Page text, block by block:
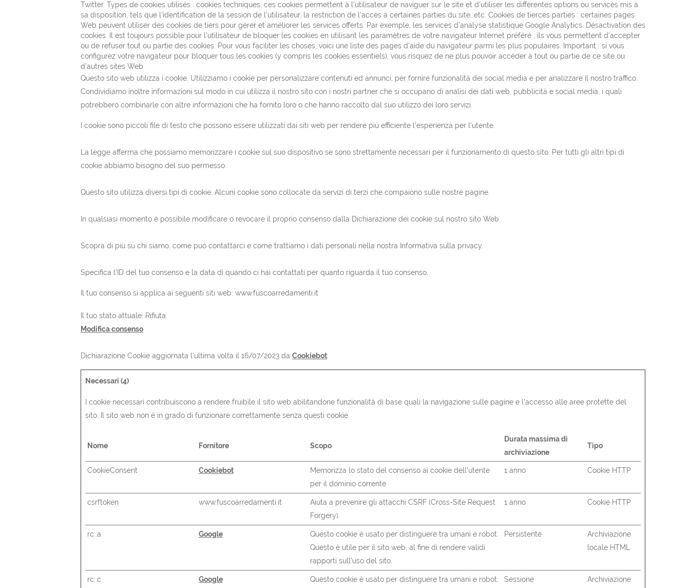
Twitter. Types de cookies utilisés : cookies techniques: ces cookies permettent à l'utilisateur de naviguer sur le site et d'utiliser les différentes options ou services mis à
sa disposition, tels que l'identification de la session de l'utilisateur, la restriction de l'accès à certaines parties du site, etc. Cookies de tierces parties : certaines pages
Web peuvent utiliser des cookies de tiers pour gérer et améliorer les services offerts. Par exemple, les services d’analyse statistique Google Analytics. Désactivation des
cookies. Il est toujours possible pour l'utilisateur de bloquer les cookies en utilisant les paramètres de votre navigateur Internet préféré ; ils vous permettent d'accepter
ou de refuser tout ou partie des cookies. Pour vous faciliter les choses, voici une liste des pages d'aide du navigateur parmi les plus populaires. Important : si vous
configurez votre navigateur pour bloquer tous les cookies (y compris les cookies essentiels), vous risquez de ne plus pouvoir accéder à tout ou partie de ce site ou
d'autres sites Web
Questo sito web utilizza i cookie. Utilizziamo i cookie per personalizzare contenuti ed annunci, per fornire funzionalità dei social media e per analizzare il nostro traffico.
Condividiamo inoltre informazioni sul modo in cui utilizza il nostro sito con i nostri partner che si occupano di analisi dei dati web, pubblicità e social media, i quali
potrebbero combinarle con altre informazioni che ha fornito loro o che hanno raccolto dal suo utilizzo dei loro servizi.
I cookie sono piccoli file di testo che possono essere utilizzati dai siti web per rendere più efficiente l'esperienza per l'utente.
La legge afferma che possiamo memorizzare i cookie sul suo dispositivo se sono strettamente necessari per il funzionamento di questo sito. Per tutti gli altri tipi di
cookie abbiamo bisogno del suo permesso.
Questo sito utilizza diversi tipi di cookie. Alcuni cookie sono collocate da servizi di terzi che compaiono sulle nostre pagine.
In qualsiasi momento è possibile modificare o revocare il proprio consenso dalla Dichiarazione dei cookie sul nostro sito Web.
Scopra di più su chi siamo, come può contattarci e come trattiamo i dati personali nella nostra Informativa sulla privacy.
Specifica l’ID del tuo consenso e la data di quando ci hai contattati per quanto riguarda il tuo consenso.
Il tuo consenso si applica ai seguenti siti web: www.fuscoarredamenti.it
Il tuo stato attuale: Rifiuta.
Modifica consenso
Dichiarazione Cookie aggiornata l'ultima volta il 16/07/2023 da Cookiebot:
Necessari (4)
I cookie necessari contribuiscono a rendere fruibile il sito web abilitandone funzionalità di base quali la navigazione sulle pagine e l'accesso alle aree protette del
sito. Il sito web non è in grado di funzionare correttamente senza questi cookie.
Nome Fornitore Scopo
Durata massima di
archiviazione
Tipo
CookieConsent Cookiebot
Memorizza lo stato del consenso ai cookie dell'utente
per il dominio corrente
1 anno Cookie HTTP
csrftoken www.fuscoarredamenti.it
Aiuta a prevenire gli attacchi CSRF (Cross-Site Request
Forgery).
1 anno Cookie HTTP
rc::a Google
Questo cookie è usato per distinguere tra umani e robot.
Questo è utile per il sito web, al fine di rendere validi
rapporti sull'uso del sito.
Persistente
Archiviazione
locale HTML
rc::c Google Questo cookie è usato per distinguere tra umani e robot. Sessione
Archiviazione